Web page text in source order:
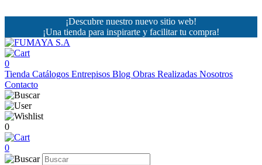
¡Descubre nuestro nuevo sitio web!
¡Una tienda para inspirarte y facilitar tu compra!
0
Tienda Catálogos Entrepisos Blog Obras Realizadas Nosotros
Contacto
0
0